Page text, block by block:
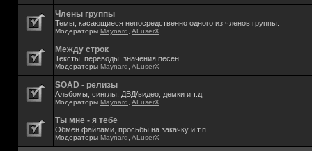
Члены группы
Темы, касающиеся непосредственно одного из членов группы.
Модераторы Maynard ALuserX
Между строк
Тексты, переводы. значения песен
Модераторы Maynard ALuserX
SOAD - релизы
Альбомы, синглы, ДВД/видео, демки и т.д
Модераторы Maynard ALuserX
Ты мне - я тебе
Обмен файлами, просьбы на закачку и т.п.
Модераторы Maynard ALuserX